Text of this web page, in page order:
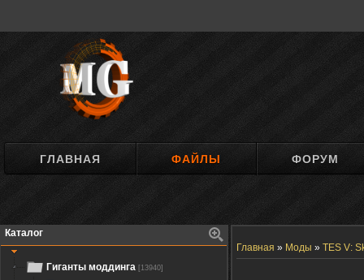
ГЛАВНАЯ ФАЙЛЫ ФОРУМ
Каталог
Гиганты моддинга [13940]
Главная » Моды » TES V: